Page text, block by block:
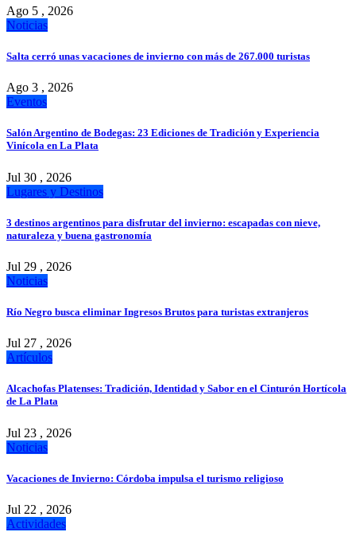
Ago 5 , 2026
Noticias
Salta cerró unas vacaciones de invierno con más de 267.000 turistas
Ago 3 , 2026
Eventos
Salón Argentino de Bodegas: 23 Ediciones de Tradición y Experiencia
Vinícola en La Plata
Jul 30 , 2026
Lugares y Destinos
3 destinos argentinos para disfrutar del invierno: escapadas con nieve,
naturaleza y buena gastronomía
Jul 29 , 2026
Noticias
Río Negro busca eliminar Ingresos Brutos para turistas extranjeros
Jul 27 , 2026
Artículos
Alcachofas Platenses: Tradición, Identidad y Sabor en el Cinturón Hortícola
de La Plata
Jul 23 , 2026
Noticias
Vacaciones de Invierno: Córdoba impulsa el turismo religioso
Jul 22 , 2026
Actividades